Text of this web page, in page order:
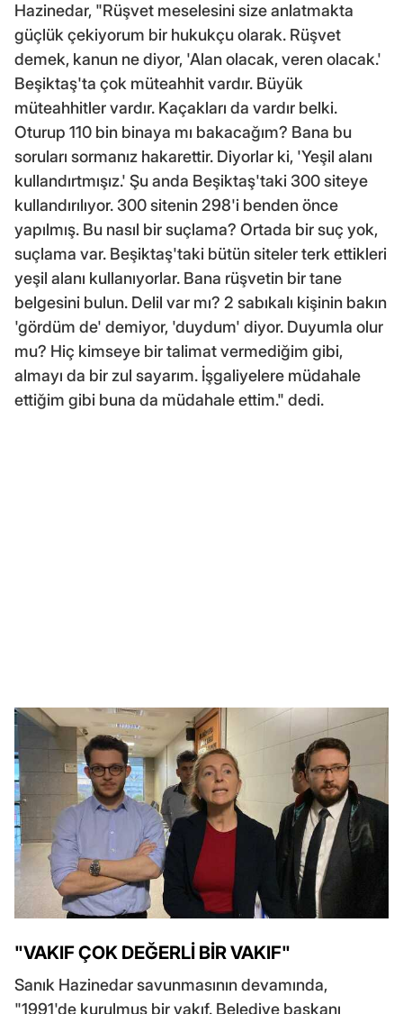
Hazinedar, "Rüşvet meselesini size anlatmakta
güçlük çekiyorum bir hukukçu olarak. Rüşvet
demek, kanun ne diyor, 'Alan olacak, veren olacak.'
Beşiktaş'ta çok müteahhit vardır. Büyük
müteahhitler vardır. Kaçakları da vardır belki.
Oturup 110 bin binaya mı bakacağım? Bana bu
soruları sormanız hakarettir. Diyorlar ki, 'Yeşil alanı
kullandırtmışız.' Şu anda Beşiktaş'taki 300 siteye
kullandırılıyor. 300 sitenin 298'i benden önce
yapılmış. Bu nasıl bir suçlama? Ortada bir suç yok,
suçlama var. Beşiktaş'taki bütün siteler terk ettikleri
yeşil alanı kullanıyorlar. Bana rüşvetin bir tane
belgesini bulun. Delil var mı? 2 sabıkalı kişinin bakın
'gördüm de' demiyor, 'duydum' diyor. Duyumla olur
mu? Hiç kimseye bir talimat vermediğim gibi,
almayı da bir zul sayarım. İşgaliyelere müdahale
ettiğim gibi buna da müdahale ettim." dedi.
"VAKIF ÇOK DEĞERLİ BİR VAKIF"
Sanık Hazinedar savunmasının devamında,
"1991'de kurulmuş bir vakıf. Belediye başkanı